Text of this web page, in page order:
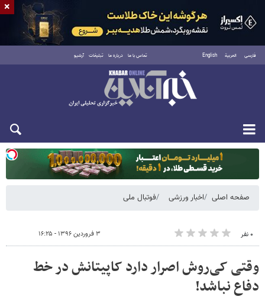
فارسی العربية English تماس با ما درباره ما تبلیغات آرشیو
یکشنبه ۱۸ مرداد ۱۴۰۵
صفحه اصلی اخبار ورزشی فوتبال ملی
۰ نفر ۳ فروردین ۱۳۹۶ - ۱۶:۲۵
وقتی کی‌روش اصرار دارد کاپیتانش در خط
دفاع نباشد!
×